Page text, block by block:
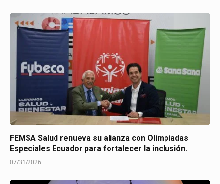
FEMSA Salud renueva su alianza con Olimpiadas
Especiales Ecuador para fortalecer la inclusión.
07/31/2026